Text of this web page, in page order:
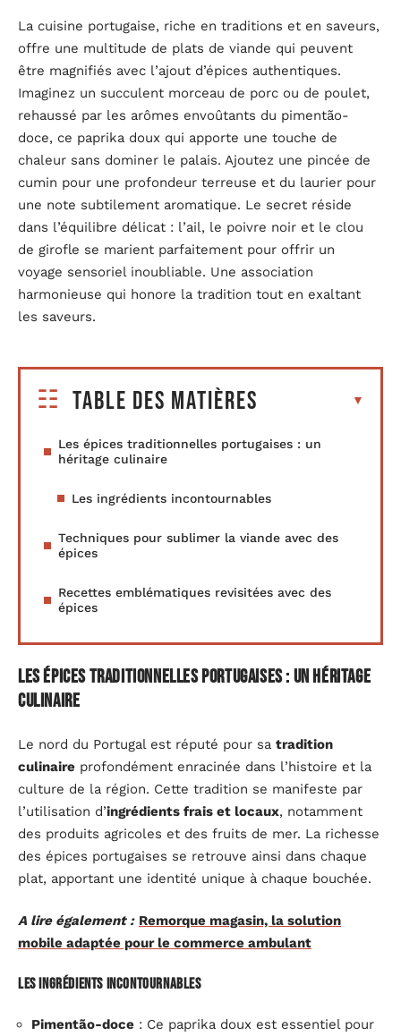
La cuisine portugaise, riche en traditions et en saveurs,
offre une multitude de plats de viande qui peuvent
être magnifiés avec l’ajout d’épices authentiques.
Imaginez un succulent morceau de porc ou de poulet,
rehaussé par les arômes envoûtants du pimentão-
doce, ce paprika doux qui apporte une touche de
chaleur sans dominer le palais. Ajoutez une pincée de
cumin pour une profondeur terreuse et du laurier pour
une note subtilement aromatique. Le secret réside
dans l’équilibre délicat : l’ail, le poivre noir et le clou
de girofle se marient parfaitement pour offrir un
voyage sensoriel inoubliable. Une association
harmonieuse qui honore la tradition tout en exaltant
les saveurs.
Table des matières
Les épices traditionnelles portugaises : un
héritage culinaire
Les ingrédients incontournables
Techniques pour sublimer la viande avec des
épices
Recettes emblématiques revisitées avec des
épices
Les épices traditionnelles portugaises : un héritage
culinaire
Le nord du Portugal est réputé pour sa tradition
culinaire profondément enracinée dans l’histoire et la
culture de la région. Cette tradition se manifeste par
l’utilisation d’ingrédients frais et locaux, notamment
des produits agricoles et des fruits de mer. La richesse
des épices portugaises se retrouve ainsi dans chaque
plat, apportant une identité unique à chaque bouchée.
A lire également : Remorque magasin, la solution
mobile adaptée pour le commerce ambulant
Les ingrédients incontournables
Pimentão-doce : Ce paprika doux est essentiel pour